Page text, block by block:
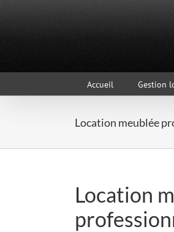
Accueil Gestion
Location meublée
Location